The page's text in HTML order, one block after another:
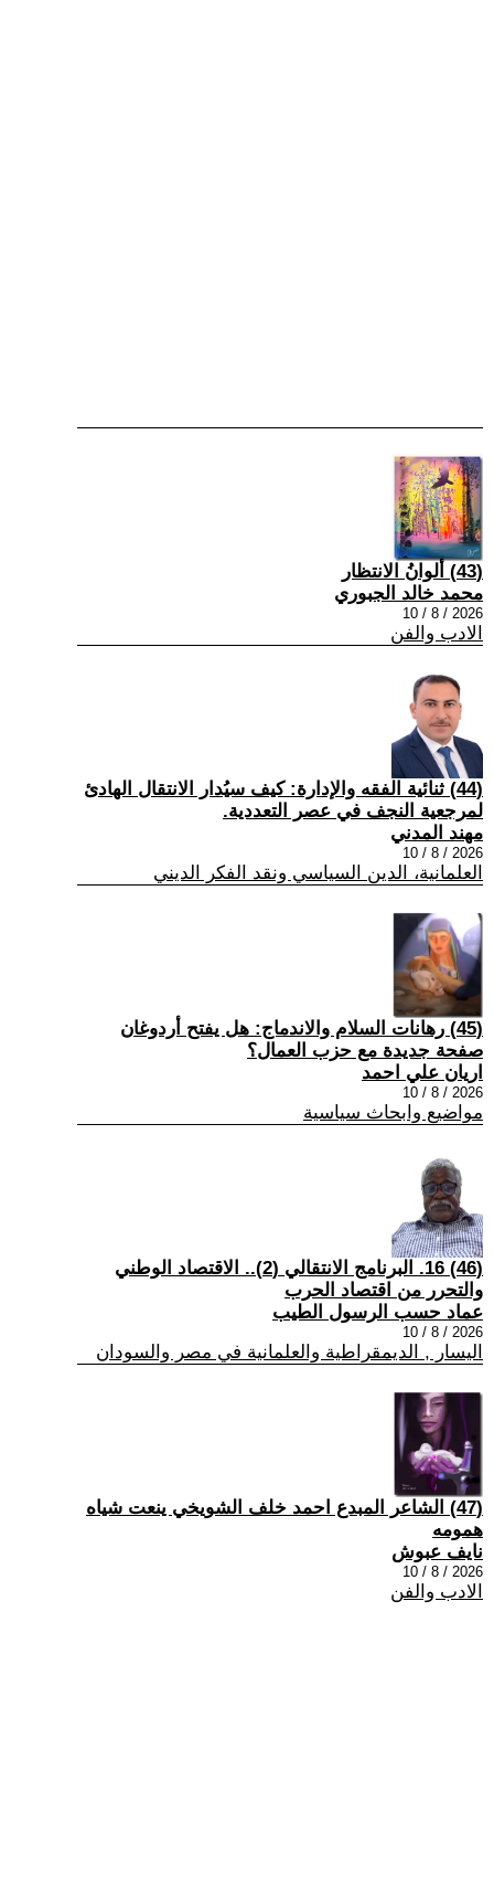
(43) ألوانُ الانتظار
محمد خالد الجبوري
2026 / 8 / 10
الادب والفن
(44) ثنائية الفقه والإدارة: كيف سيُدار الانتقال الهادئ
لمرجعية النجف في عصر التعددية.
مهند المدني
2026 / 8 / 10
العلمانية، الدين السياسي ونقد الفكر الديني
(45) رهانات السلام والاندماج: هل يفتح أردوغان
صفحة جديدة مع حزب العمال؟
اريان علي احمد
2026 / 8 / 10
مواضيع وابحاث سياسية
(46) 16. البرنامج الانتقالي (2).. الاقتصاد الوطني
والتحرر من اقتصاد الحرب
عماد حسب الرسول الطيب
2026 / 8 / 10
اليسار , الديمقراطية والعلمانية في مصر والسودان
(47) الشاعر المبدع احمد خلف الشويخي ينعت شياه
همومه
نايف عبوش
2026 / 8 / 10
الادب والفن